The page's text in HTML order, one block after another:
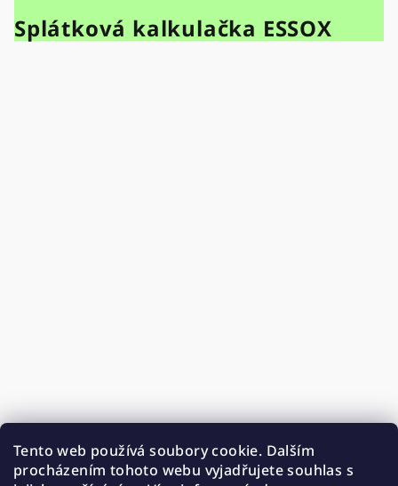
Tento web používá soubory cookie. Dalším
procházením tohoto webu vyjadřujete souhlas s
Splátková kalkulačka ESSOX